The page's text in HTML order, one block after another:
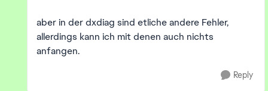
aber in der dxdiag sind etliche andere Fehler,
allerdings kann ich mit denen auch nichts
anfangen.
Reply